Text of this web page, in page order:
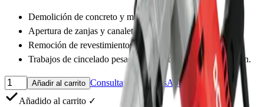
Demolición de concreto y mampostería.
Apertura de zanjas y canaletas en pisos y muros.
Remoción de revestimientos y baldosas.
Trabajos de cincelado pesado en construcción y renovación.
Añadir al carrito Consultar por WhatsApp
Añadido al carrito ✓